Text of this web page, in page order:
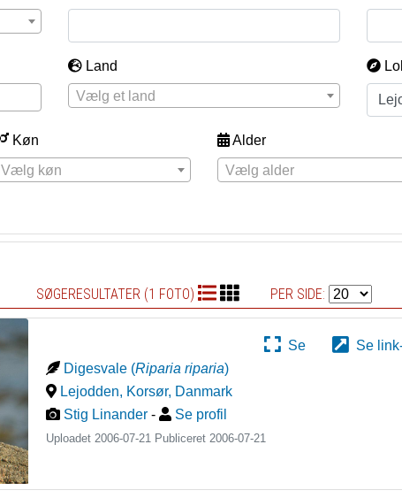
Land
Vælg et land
Køn
Vælg køn
Alder
Vælg alder
SØGERESULTATER (1 FOTO) PER SIDE:
Se
Se
Digesvale (Riparia riparia)
Lejodden, Korsør, Danmark
Stig Linander - Se profil
Uploadet 2006-07-21 Publiceret2006-07-21